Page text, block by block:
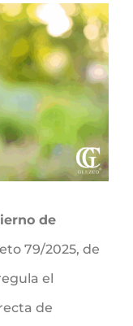
de
79/2025, de
el
de